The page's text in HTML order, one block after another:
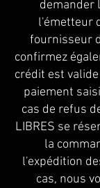
demander
l'émetteur
fournisseur
confirmez
crédit est
paiement
cas de refus
LIBRES se
la
l'expédition
cas, nous